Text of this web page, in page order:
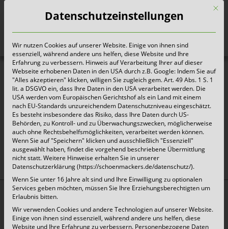
Heute für morgen sorgen
Abfallkalender_Hürth_2026_LVP
oben
Top Themen:
Abfallarten
Mit
Datenschutzeinstellungen
Wir nutzen Cookies auf unserer Website. Einige von ihnen sind
essenziell, während andere uns helfen, diese Website und Ihre
Erfahrung zu verbessern. Hinweis auf Verarbeitung Ihrer auf dieser
Webseite erhobenen Daten in den USA durch z.B. Google: Indem Sie auf
"Alles akzeptieren" klicken, willigen Sie zugleich gem. Art. 49 Abs. 1 S. 1
lit. a DSGVO ein, dass Ihre Daten in den USA verarbeitet werden. Die
USA werden vom Europäischen Gerichtshof als ein Land mit einem
nach EU-Standards unzureichendem Datenschutzniveau eingeschätzt.
Es besteht insbesondere das Risiko, dass Ihre Daten durch US-
Behörden, zu Kontroll- und zu Überwachungszwecken, möglicherweise
auch ohne Rechtsbehelfsmöglichkeiten, verarbeitet werden können.
Wenn Sie auf "Speichern" klicken und ausschließlich "Essenziell"
ausgewählt haben, findet die vorgehend beschriebene Übermittlung
nicht statt. Weitere Hinweise erhalten Sie in unserer
Datenschutzerklärung (https://schoenmackers.de/datenschutz/).
Wenn Sie unter 16 Jahre alt sind und Ihre Einwilligung zu optionalen
Services geben möchten, müssen Sie Ihre Erziehungsberechtigten um
Erlaubnis bitten.
Wir verwenden Cookies und andere Technologien auf unserer Website.
Einige von ihnen sind essenziell, während andere uns helfen, diese
Website und Ihre Erfahrung zu verbessern. Personenbezogene Daten